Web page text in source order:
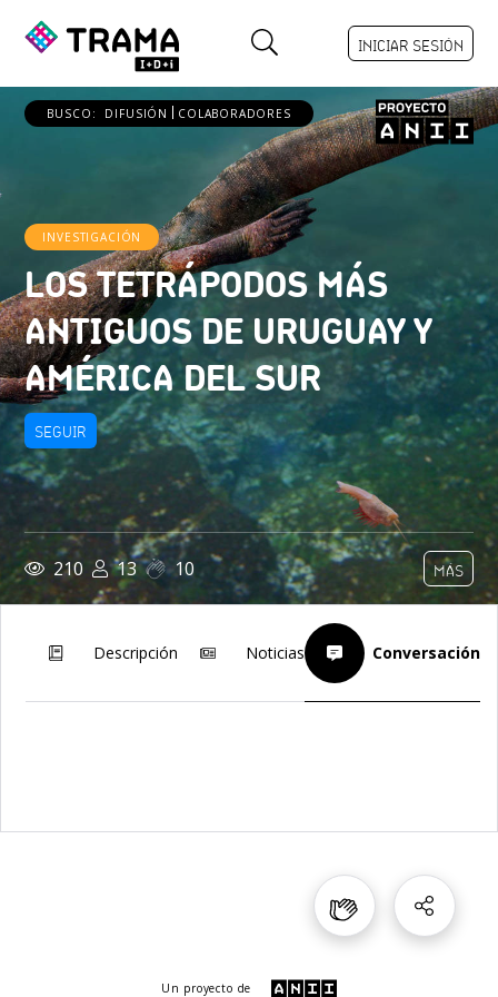
INICIAR SESIÓN
BUSCO: DIFUSIÓN COLABORADORES
INVESTIGACIÓN
LOS TETRÁPODOS MÁS
ANTIGUOS DE URUGUAY Y
AMÉRICA DEL SUR
SEGUIR
210 13 10 MÁS
Descripción Noticias Conversación
Un proyecto de